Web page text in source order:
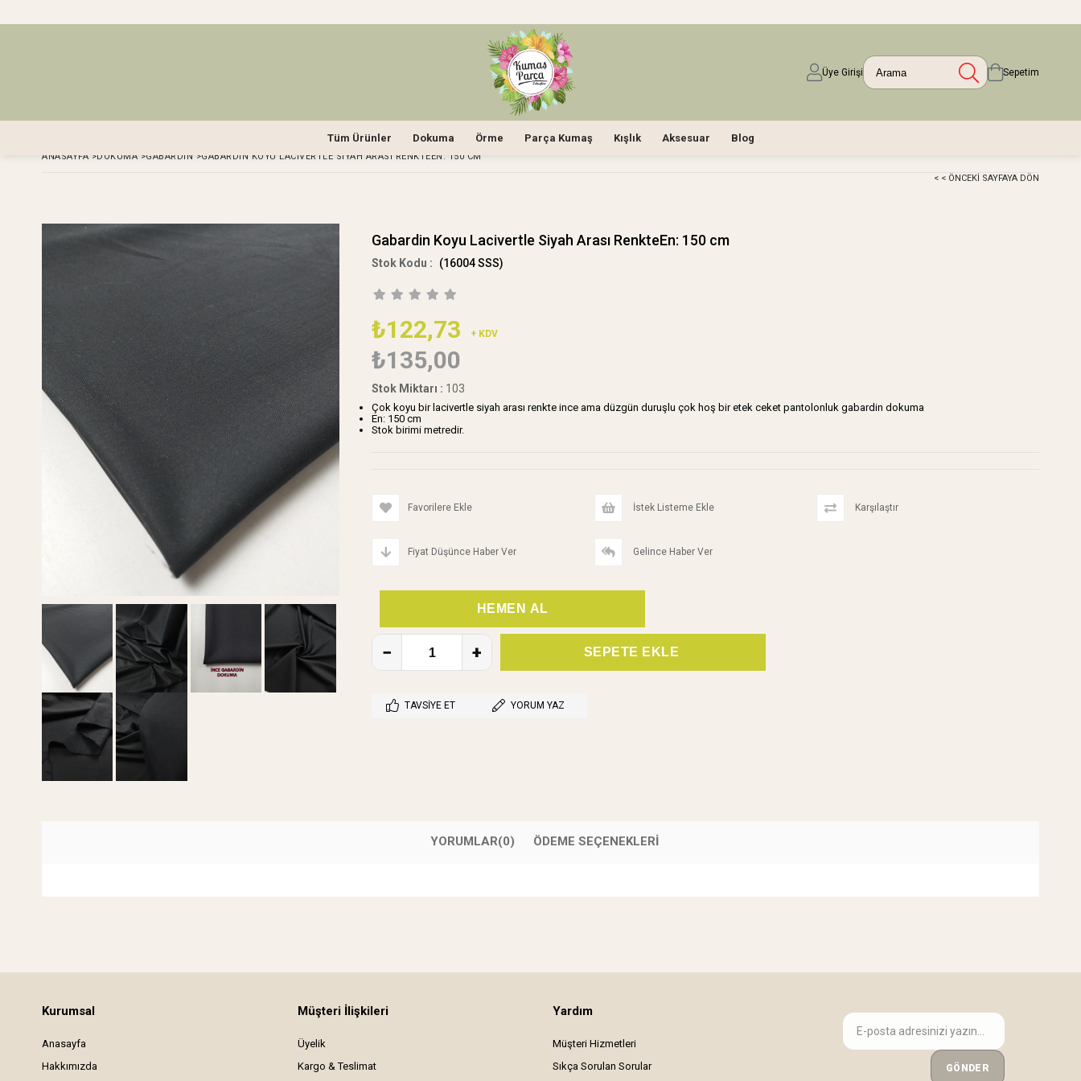
Üye Girişi Sepetim
Tüm Ürünler Dokuma Örme Parça Kumaş Kışlık Aksesuar Blog
ANASAYFA >DOKUMA >GABARDIN >GABARDIN KOYU LACIVERTLE SIYAH ARASI RENKTEEN: 150 CM
< < ÖNCEKI SAYFAYA DÖN
Gabardin Koyu Lacivertle Siyah Arası RenkteEn: 150 cm
(16004 SSS)
₺122,73 + KDV
₺135,00
Stok Miktarı : 103
Çok koyu bir lacivertle siyah arası renkte ince ama düzgün duruşlu çok hoş bir etek ceket pantolonluk gabardin dokuma
En: 150 cm
Stok birimi metredir.
Favorilere Ekle İstek Listeme Ekle Karşılaştır
Fiyat Düşünce Haber Ver Gelince Haber Ver
TAVSIYE ET YORUM YAZ
YORUMLAR(0) ÖDEME SEÇENEKLERI
Kurumsal
Anasayfa
Hakkımızda
Müşteri İlişkileri
Üyelik
Kargo & Teslimat
Yardım
Müşteri Hizmetleri
Sıkça Sorulan Sorular
GÖNDER